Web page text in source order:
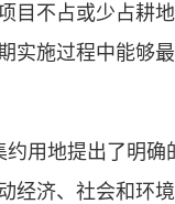
不占或少占耕
施过程中能够
用地提出了明
济、社会和环境